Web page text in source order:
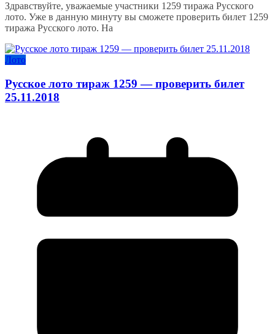
Здравствуйте, уважаемые участники 1259 тиража Русского
лото. Уже в данную минуту вы сможете проверить билет 1259
тиража Русского лото. На
Лото
Русское лото тираж 1259 — проверить билет
25.11.2018